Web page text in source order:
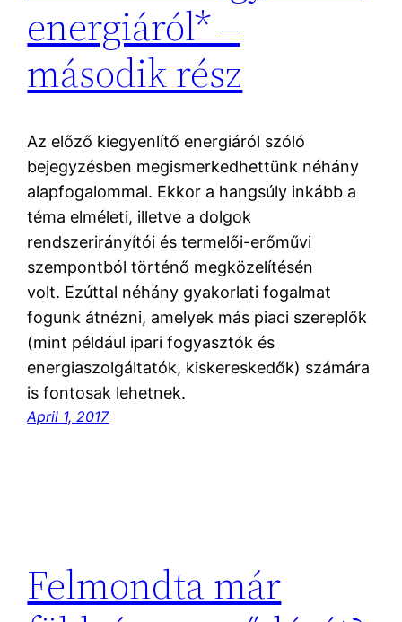
energiáról* –
második rész
Az előző kiegyenlítő energiáról szóló
bejegyzésben megismerkedhettünk néhány
alapfogalommal. Ekkor a hangsúly inkább a
téma elméleti, illetve a dolgok
rendszerirányítói és termelői-erőművi
szempontból történő megközelítésén
volt. Ezúttal néhány gyakorlati fogalmat
fogunk átnézni, amelyek más piaci szereplők
(mint például ipari fogyasztók és
energiaszolgáltatók, kiskereskedők) számára
is fontosak lehetnek.
April 1, 2017
Felmondta már